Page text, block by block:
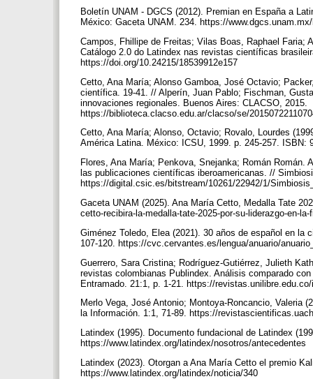
Boletín UNAM - DGCS (2012). Premian en España a
México: Gaceta UNAM. 234. https://
Campos, Fhillipe de Freitas; Vilas Boas, Raphael Faria;
Catálogo 2.0 do Latindex nas revistas científicas
https://doi.org/10.24215/18539912e157
Cetto, Ana María; Alonso Gamboa, José Octavio;
científica. 19-41. // Alperín, Juan Pablo; Fischman,
innovaciones regionales. Buenos Aires: CLACSO, 2015.
https://biblioteca.clacso.edu.ar/clacso/se/
Cetto, Ana María; Alonso, Octavio; Rovalo, Lourdes
América Latina. México: ICSU, 1999. p. 245-257. ISBN:
Flores, Ana María; Penkova, Snejanka; Román Román.
las publicaciones científicas iberoamericanas. //
https://digital.csic.es/bitstream/10261/22942/1/
Gaceta UNAM (2025). Ana María Cetto, Medalla Tate
cetto-recibira-la-medalla-tate-2025-por-su-liderazgo-en-
Giménez Toledo, Elea (2021). 30 años de español en
107-120. https://cvc.cervantes.es/lengua/anuario/
Guerrero, Sara Cristina; Rodríguez-Gutiérrez, Julieth
revistas colombianas Publindex. Análisis comparado
Entramado. 21:1, p. 1-21. https://
Merlo Vega, José Antonio; Montoya-Roncancio,
la Información. 1:1, 71-89. https://
Latindex (1995). Documento fundacional de Latindex
https://www.latindex.org/latindex/nosotros/antecedentes
Latindex (2023). Otorgan a Ana María Cetto el premio
https://www.latindex.org/latindex/noticia/340